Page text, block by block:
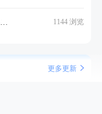
1144 浏览
更多更新